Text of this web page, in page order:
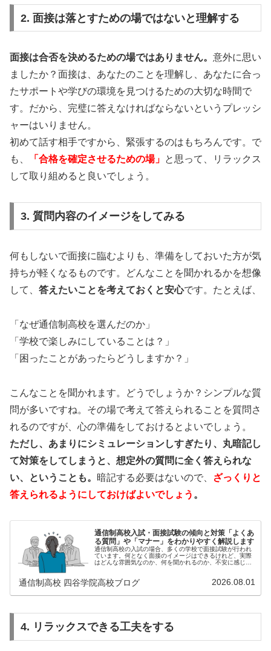
2. 面接は落とすための場ではないと理解する
面接は合否を決めるための場ではありません。 意外に思い
ましたか？面接は、あなたのことを理解し、あなたに合っ
たサポートや学びの環境を見つけるための大切な時間で
す。だから、完璧に答えなければならないというプレッシ
ャーはいりません。
初めて話す相手ですから、緊張するのはもちろんです。で
も、
「合格を確定させるための場」 と思って、リラックス
して取り組めると良いでしょう。
3. 質問内容のイメージをしてみる
何もしないで面接に臨むよりも、準備をしておいた方が気
持ちが軽くなるものです。どんなことを聞かれるかを想像
して、 答えたいことを考えておくと安心です。たとえば、
「なぜ通信制高校を選んだのか」
「学校で楽しみにしていることは？」
「困ったことがあったらどうしますか？」
こんなことを聞かれます。どうでしょうか？シンプルな質
問が多いですね。その場で考えて答えられることを質問さ
れるのですが、心の準備をしておけるとよいでしょう。
ただし、あまりにシミュレーションしすぎたり、丸暗記し
て対策をしてしまうと、想定外の質問に全く答えられな
い、ということも。 暗記する必要はないので、
ざっくりと
答えられるようにしておけばよいでしょう 。
通信制高校入試・面接試験の傾向と対策「よくあ
る質問」や「マナー」をわかりやすく解説します
通信制高校の入試の場合、多くの学校で面接試験が行われ
ています。何となく面接のイメージはできるけれど、実際
はどんな雰囲気なのか、何を聞かれるのか、不安に感じる
通信制高校 四谷学院高校ブログ 2026.08.01
4. リラックスできる工夫をする